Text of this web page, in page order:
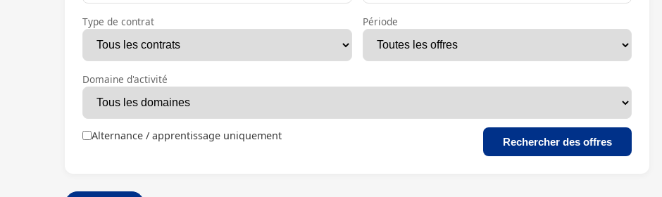
Type de contrat Période
Domaine d'activité
Alternance / apprentissage uniquement Rechercher des offres